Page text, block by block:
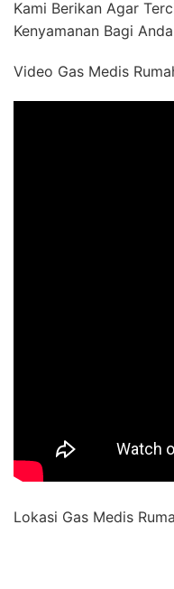
Kami Berikan Agar
Kenyamanan Bagi
Video Gas Medis
Lokasi Gas Medis